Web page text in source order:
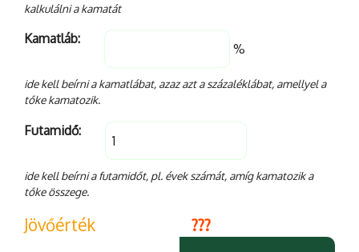
kalkulálni a kamatát
Kamatláb:
%
ide kell beírni a kamatlábat, azaz azt a százaléklábat, amellyel a
tőke kamatozik.
Futamidő:
ide kell beírni a futamidőt, pl. évek számát, amíg kamatozik a
tőke összege.
Jövőérték ???